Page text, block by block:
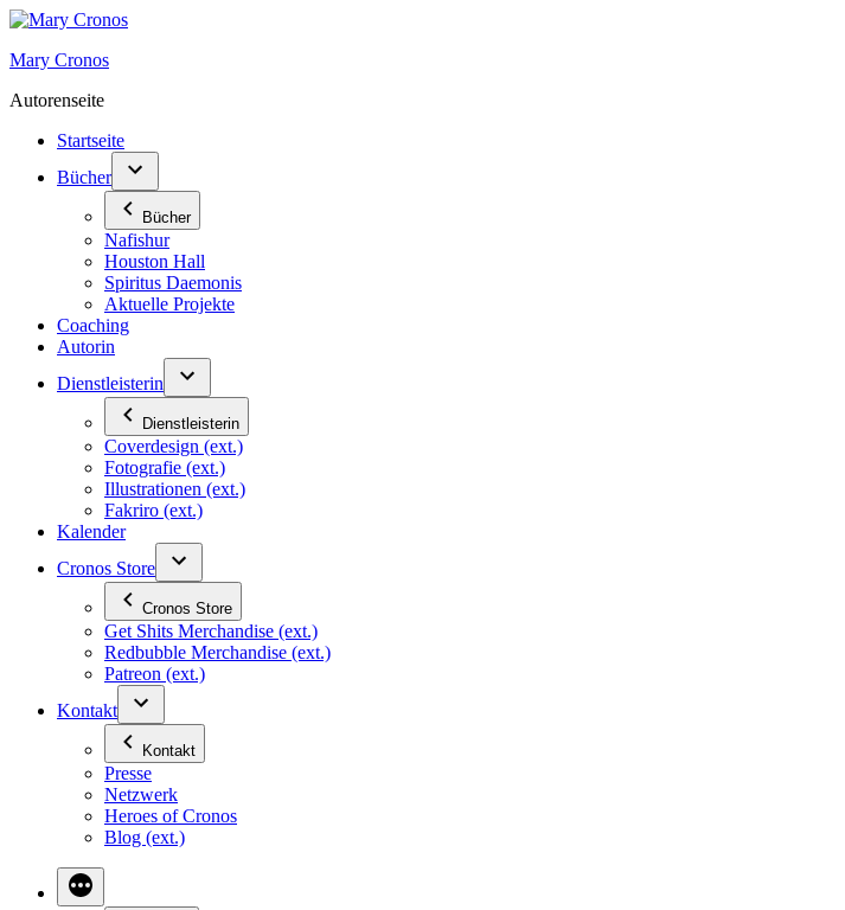
Zum
springen
Mary Cronos
Autorenseite
Startseite
Bücher
Bücher
Nafishur
Houston Hall
Spiritus Daemonis
Aktuelle Projekte
Coaching
Autorin
Dienstleisterin
Dienstleisterin
Coverdesign (ext.)
Fotografie (ext.)
Illustrationen (ext.)
Fakriro (ext.)
Kalender
Cronos Store
Cronos Store
Get Shits Merchandise (ext.)
Redbubble Merchandise (ext.)
Patreon (ext.)
Kontakt
Kontakt
Presse
Netzwerk
Heroes of Cronos
Blog (ext.)